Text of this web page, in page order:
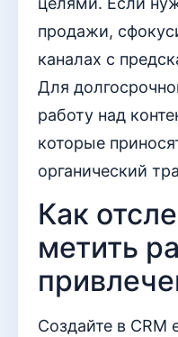
продажи,
каналах с
Для
работу над
которые
органический
Как
метить
Создайте в CRM